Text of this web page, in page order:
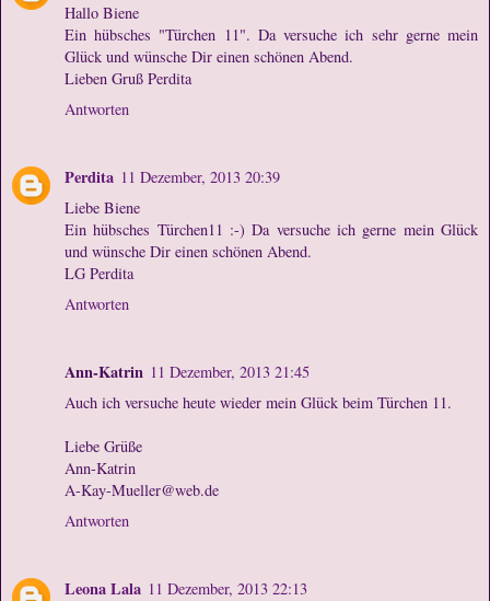
Hallo Biene
Ein hübsches "Türchen 11". Da versuche ich sehr gerne mein
Glück und wünsche Dir einen schönen Abend.
Lieben Gruß Perdita
Antworten
Perdita 11 Dezember, 2013 20:39
Liebe Biene
Ein hübsches Türchen11 :-) Da versuche ich gerne mein Glück
und wünsche Dir einen schönen Abend.
LG Perdita
Antworten
Ann-Katrin 11 Dezember, 2013 21:45
Auch ich versuche heute wieder mein Glück beim Türchen 11.
Liebe Grüße
Ann-Katrin
A-Kay-Mueller@web.de
Antworten
Leona Lala 11 Dezember, 2013 22:13